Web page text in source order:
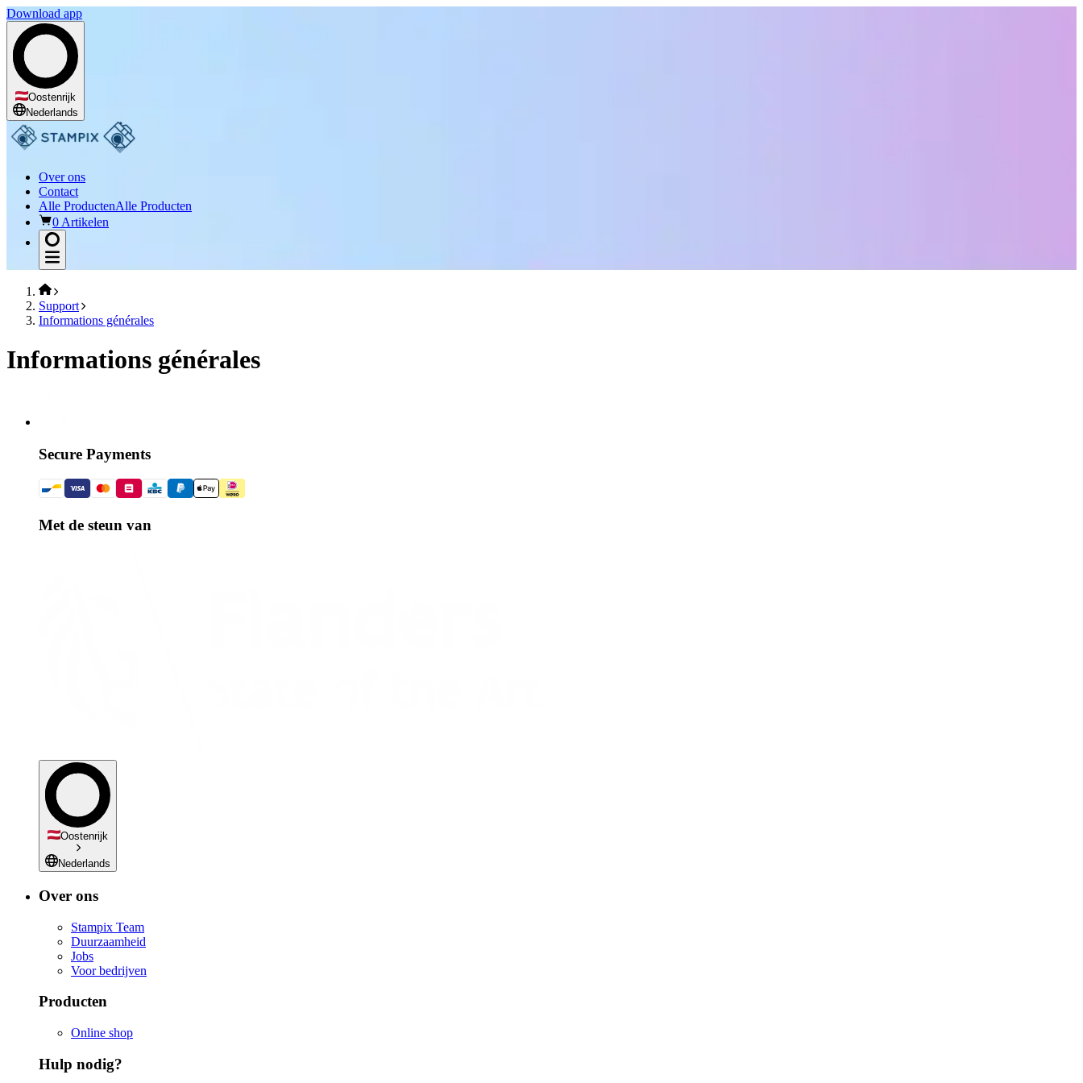
Download app
Oostenrijk
Nederlands
Over ons
Contact
Alle ProductenAlle Producten
0 Artikelen
Support
Informations générales
Informations générales
Secure Payments
Met de steun van
Oostenrijk
Nederlands
Over ons
Stampix Team
Duurzaamheid
Jobs
Voor bedrijven
Producten
Online shop
Hulp nodig?